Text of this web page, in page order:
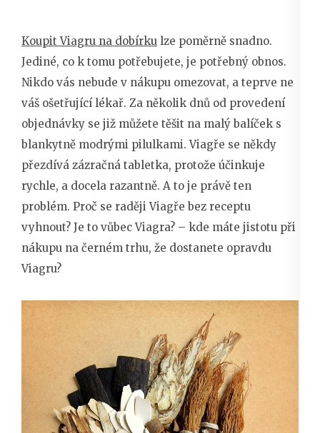
Koupit Viagru na dobírku lze poměrně snadno.
Jediné, co k tomu potřebujete, je potřebný obnos.
Nikdo vás nebude v nákupu omezovat, a teprve ne
váš ošetřující lékař. Za několik dnů od provedení
objednávky se již můžete těšit na malý balíček s
blankytně modrými pilulkami. Viagře se někdy
přezdívá zázračná tabletka, protože účinkuje
rychle, a docela razantně. A to je právě ten
problém. Proč se raději Viagře bez receptu
vyhnout? Je to vůbec Viagra? – kde máte jistotu při
nákupu na černém trhu, že dostanete opravdu
Viagru?